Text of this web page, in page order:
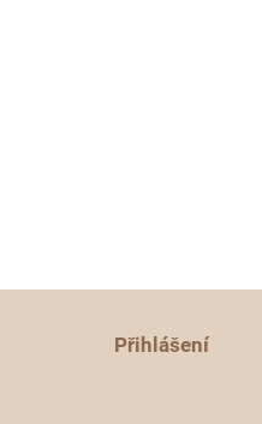
Přihlášení